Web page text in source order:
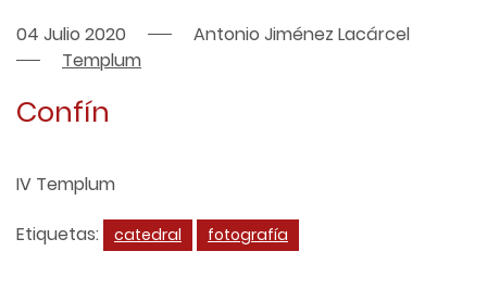
04 Julio 2020
Antonio Jiménez Lacárcel
Templum
Confín
IV Templum
Etiquetas:
catedral fotografía